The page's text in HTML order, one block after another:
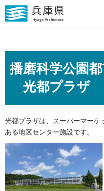
播磨科学公園
光都プラザ
光都プラザは、スーパーマー
ある地区センター施設です。